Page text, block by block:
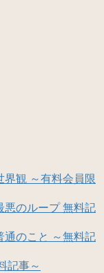
界観 ～有料会員限
悪のループ 無料記
通のこと ～無料記
記事～